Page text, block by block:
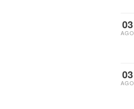
03
AGO
03
AGO